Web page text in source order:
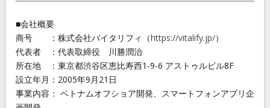
■会社概要
商号 ：株式会社バイタリフィ（https://vitalify.jp/）
代表者 ：代表取締役 川勝潤治
所在地 ：東京都渋谷区恵比寿西1-9-6 アストゥルビル8F
設立年月：2005年9月21日
事業内容： ベトナムオフショア開発、スマートフォンアプリ企